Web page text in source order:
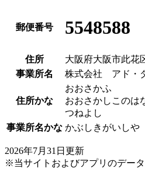
郵便番号 5548588
住所
大阪府大阪市此花
事業所名
株式会社 アド・
住所かな
おおさかふ
おおさかしこのは
つねよし
事業所名かな かぶしきがいし
2026年7月31日更新
※当サイトおよびアプリのデー